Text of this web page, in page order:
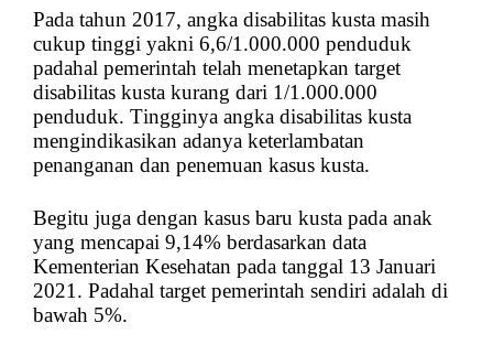
Pada tahun 2017, angka disabilitas kusta masih
cukup tinggi yakni 6,6/1.000.000 penduduk
padahal pemerintah telah menetapkan target
disabilitas kusta kurang dari 1/1.000.000
penduduk. Tingginya angka disabilitas kusta
mengindikasikan adanya keterlambatan
penanganan dan penemuan kasus kusta.
Begitu juga dengan kasus baru kusta pada anak
yang mencapai 9,14% berdasarkan data
Kementerian Kesehatan pada tanggal 13 Januari
2021. Padahal target pemerintah sendiri adalah di
bawah 5%.